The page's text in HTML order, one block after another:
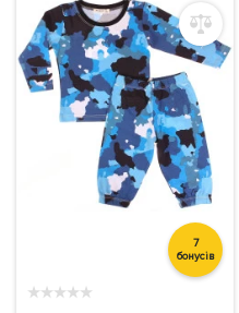
7
бонусів
★★★★★